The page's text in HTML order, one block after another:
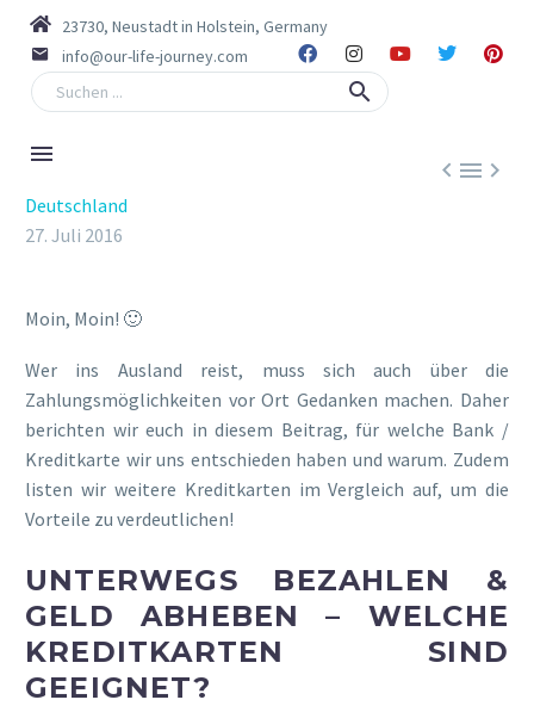
23730, Neustadt in Holstein, Germany
info@our-life-journey.com

Deutschland
27. Juli 2016
Moin, Moin! 🙂
Wer ins Ausland reist, muss sich auch über die
Zahlungsmöglichkeiten vor Ort Gedanken machen. Daher
berichten wir euch in diesem Beitrag, für welche Bank /
Kreditkarte wir uns entschieden haben und warum. Zudem
listen wir weitere Kreditkarten im Vergleich auf, um die
Vorteile zu verdeutlichen!
UNTERWEGS BEZAHLEN &
GELD ABHEBEN – WELCHE
KREDITKARTEN SIND
GEEIGNET?